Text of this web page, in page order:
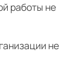
работы не
не